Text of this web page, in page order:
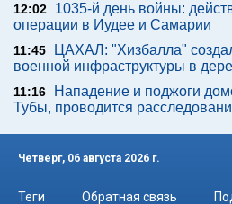
12:02
1035-й день войны:
операции в Иудее и Самарии
11:45
ЦАХАЛ: "Хизбалла"
военной инфраструктуры в
11:16
Нападение и поджоги
Тубы, проводится
Четверг, 06 августа 2026 г.
Теги Обратная связь